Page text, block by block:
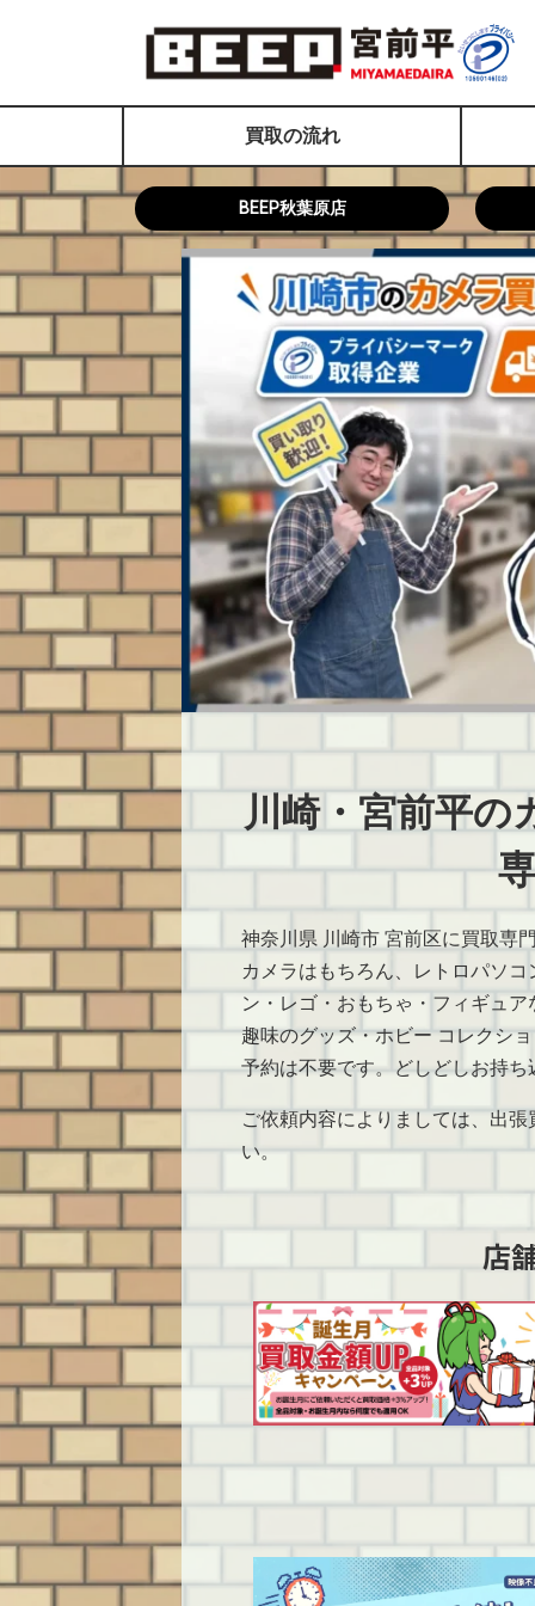
買取の流れ
BEEP秋葉原店
川崎・宮前平の
神奈川県 川崎市 宮前区に買取専
カメラはもちろん、レトロパソ
ン・レゴ・おもちゃ・フィギュア
趣味のグッズ・ホビー コレクシ
予約は不要です。どしどしお持ち
ご依頼内容によりましては、出
い。
店